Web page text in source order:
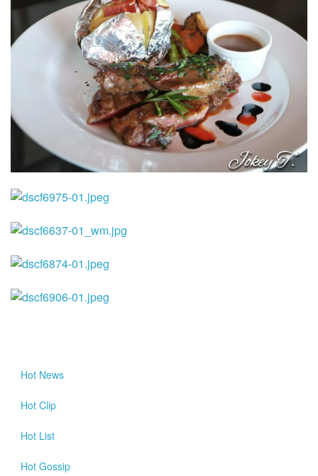
Hot News
Hot Clip
Hot List
Hot Gossip